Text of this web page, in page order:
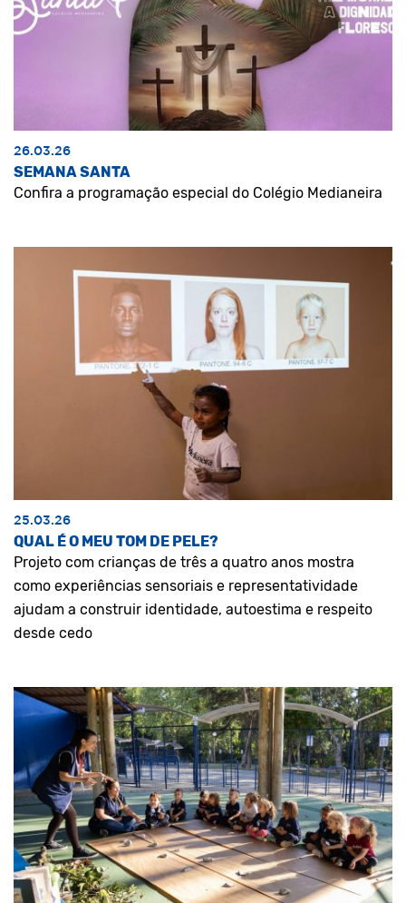
26.03.26
SEMANA SANTA
Confira a programação especial do Colégio Medianeira
25.03.26
QUAL É O MEU TOM DE PELE?
Projeto com crianças de três a quatro anos mostra
como experiências sensoriais e representatividade
ajudam a construir identidade, autoestima e respeito
desde cedo